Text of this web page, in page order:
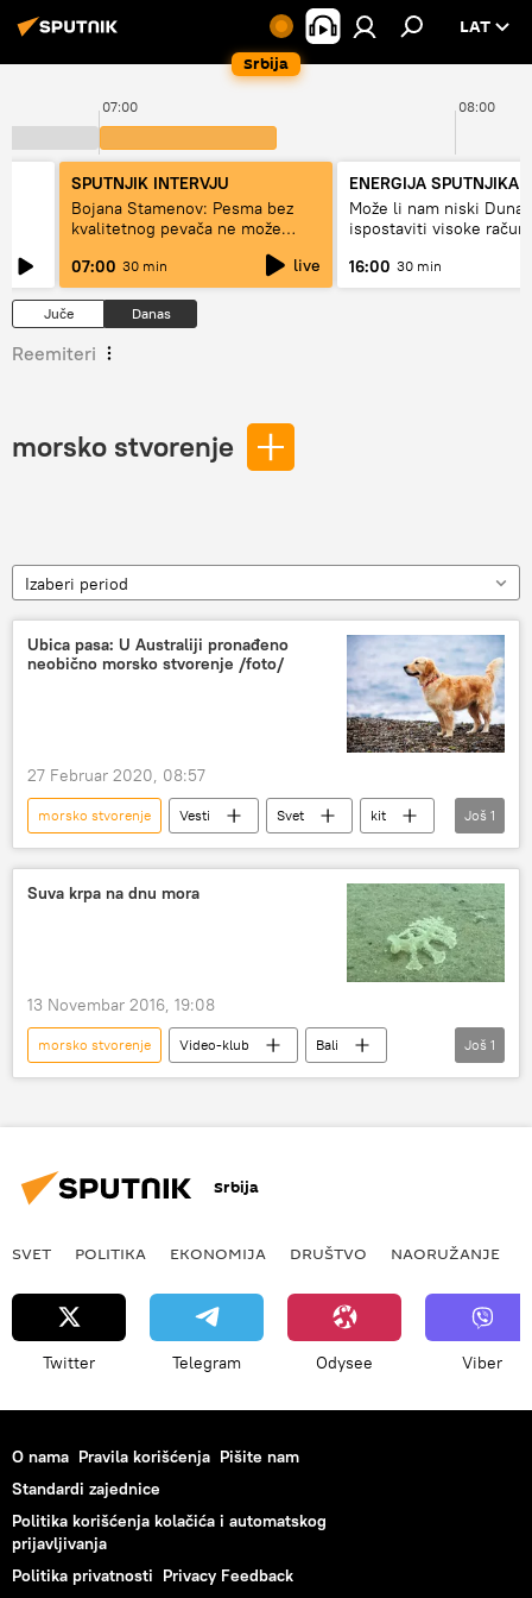
Srbija
LAT
07:00 08:00
SPUTNJIK INTERVJU
Bojana Stamenov: Pesma bez
kvalitetnog pevača ne može
07:00 30 min live
ENERGIJA SPUTNJIKA
Može li nam niski Dunav
ispostaviti visoke
16:00 30 min
Juče Danas
Reemiteri
morsko stvorenje
Izaberi period
Ubica pasa: U Australiji pronađeno
neobično morsko stvorenje /foto/
27 Februar 2020, 08:57
morsko stvorenje Vesti Svet
kit
Društvo
Još 1
Suva krpa na dnu mora
13 Novembar 2016, 19:08
morsko stvorenje Video-klub
Bali
video-snimak
Još 1
Srbija
SVET POLITIKA EKONOMIJA DRUŠTVO NAORUŽANJE
Twitter Telegram Odysee Viber
O nama Pravila korišćenja Pišite nam
Standardi zajednice
Politika korišćenja kolačića i automatskog
prijavljivanja
Politika privatnosti Privacy Feedback